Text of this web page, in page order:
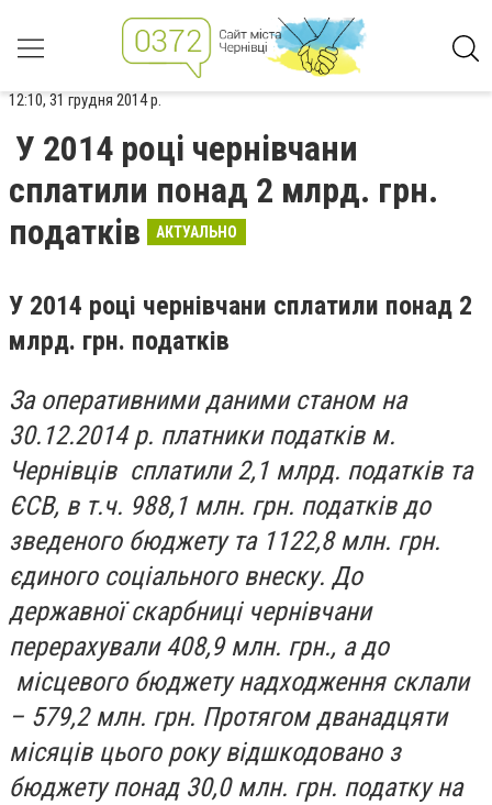
12:10, 31 грудня 2014 р.
У 2014 році чернівчани
сплатили понад 2 млрд. грн.
податків
АКТУАЛЬНО
У 2014 році чернівчани сплатили понад 2
млрд. грн. податків
За оперативними даними станом на
30.12.2014 р. платники податків м.
Чернівців сплатили 2,1 млрд. податків та
ЄСВ, в т.ч. 988,1 млн. грн. податків до
зведеного бюджету та 1122,8 млн. грн.
єдиного соціального внеску. До
державної скарбниці чернівчани
перерахували 408,9 млн. грн., а до
місцевого бюджету надходження склали
– 579,2 млн. грн. Протягом дванадцяти
місяців цього року відшкодовано з
бюджету понад 30,0 млн. грн. податку на